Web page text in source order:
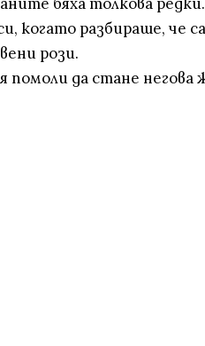
разбираше, че
рози.
помоли да стане негова